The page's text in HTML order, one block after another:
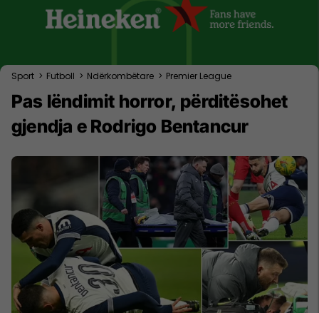
Sport > Futboll > Ndërkombëtare > Premier League
Pas lëndimit horror, përditësohet
gjendja e Rodrigo Bentancur